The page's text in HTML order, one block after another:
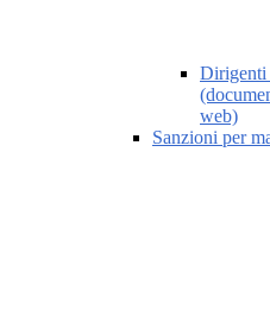
Dirigenti
web)
Sanzioni per